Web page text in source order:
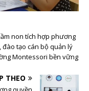
non tích hợp phương
tạo cán bộ quản lý
Montessori bền vững
THEO